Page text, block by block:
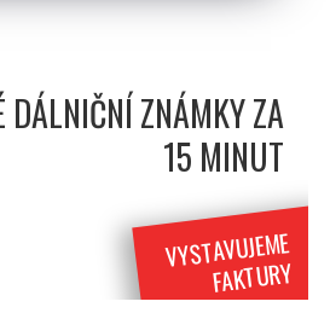
DÁLNIČNÍ ZNÁMKY ZA
15 MINUT
VYSTAVUJEME
FAKTURY